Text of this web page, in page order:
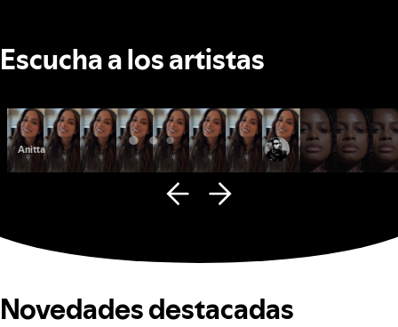
Escucha a los artistas
Anitta Fana Hues
Novedades destacadas